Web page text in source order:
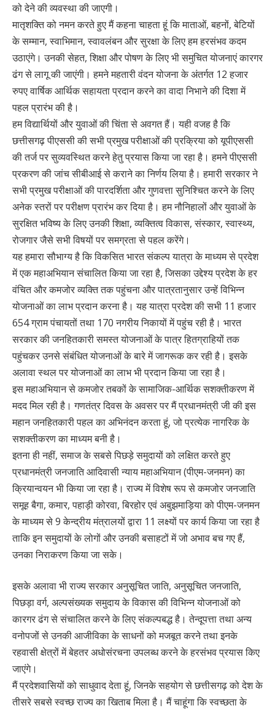
को देने की व्यवस्था की जाएगी।
मातृशक्ति को नमन करते हुए मैं कहना चाहता हूं कि माताओं, बहनों, बेटियों
के सम्मान, स्वाभिमान, स्वावलंबन और सुरक्षा के लिए हम हरसंभव कदम
उठाएंगे। उनकी सेहत, शिक्षा और पोषण के लिए भी समुचित योजनाएं कारगर
ढंग से लागू की जाएंगी। हमने महतारी वंदन योजना के अंतर्गत 12 हजार
रुपए वार्षिक आर्थिक सहायता प्रदान करने का वादा निभाने की दिशा में
पहल प्रारंभ की है।
हम विद्यार्थियों और युवाओं की चिंता से अवगत हैं। यही वजह है कि
छत्तीसगढ़ पीएससी की सभी प्रमुख परीक्षाओं की प्रक्रिया को यूपीएससी
की तर्ज पर सुव्यवस्थित करने हेतु प्रयास किया जा रहा है। हमने पीएससी
प्रकरण की जांच सीबीआई से कराने का निर्णय लिया है। हमारी सरकार ने
सभी प्रमुख परीक्षाओं की पारदर्शिता और गुणवत्ता सुनिश्चित करने के लिए
अनेक स्तरों पर परीक्षण प्रारंभ कर दिया है। हम नौनिहालों और युवाओं के
सुरक्षित भविष्य के लिए उनकी शिक्षा, व्यक्तित्व विकास, संस्कार, स्वास्थ्य,
रोजगार जैसे सभी विषयों पर समग्रता से पहल करेंगे।
यह हमारा सौभाग्य है कि विकसित भारत संकल्प यात्रा के माध्यम से प्रदेश
में एक महाअभियान संचालित किया जा रहा है, जिसका उद्देश्य प्रदेश के हर
वंचित और कमजोर व्यक्ति तक पहुंचना और पात्रतानुसार उन्हें विभिन्न
योजनाओं का लाभ प्रदान करना है। यह यात्रा प्रदेश की सभी 11 हजार
654 ग्राम पंचायतों तथा 170 नगरीय निकायों में पहुंच रही है। भारत
सरकार की जनहितकारी समस्त योजनाओं के पात्र हितग्राहियों तक
पहुंचकर उनसे संबंधित योजनाओं के बारे में जागरूक कर रही है। इसके
अलावा स्थल पर योजनाओं का लाभ भी प्रदान किया जा रहा है।
इस महाअभियान से कमजोर तबकों के सामाजिक-आर्थिक सशक्तीकरण में
मदद मिल रही है। गणतंत्र दिवस के अवसर पर मैं प्रधानमंत्री जी की इस
महान जनहितकारी पहल का अभिनंदन करता हूं, जो प्रत्येक नागरिक के
सशक्तीकरण का माध्यम बनी है।
इतना ही नहीं, समाज के सबसे पिछड़े समुदायों को लक्षित करते हुए
प्रधानमंत्री जनजाति आदिवासी न्याय महाअभियान (पीएम-जनमन) का
क्रियान्वयन भी किया जा रहा है। राज्य में विशेष रूप से कमजोर जनजाति
समूह बैगा, कमार, पहाड़ी कोरवा, बिरहोर एवं अबुझमाड़िया को पीएम-जनमन
के माध्यम से 9 केन्द्रीय मंत्रालयों द्वारा 11 लक्ष्यों पर कार्य किया जा रहा है
ताकि इन समुदायों के लोगों और उनकी बसाहटों में जो अभाव बच गए हैं,
उनका निराकरण किया जा सके।
इसके अलावा भी राज्य सरकार अनुसूचित जाति, अनुसूचित जनजाति,
पिछड़ा वर्ग, अल्पसंख्यक समुदाय के विकास की विभिन्न योजनाओं को
कारगर ढंग से संचालित करने के लिए संकल्पबद्ध है। तेन्दूपत्ता तथा अन्य
वनोपजों से उनकी आजीविका के साधनों को मजबूत करने तथा इनके
रहवासी क्षेत्रों में बेहतर अधोसंरचना उपलब्ध करने के हरसंभव प्रयास किए
जाएंगे।
मैं प्रदेशवासियों को साधुवाद देता हूं, जिनके सहयोग से छत्तीसगढ़ को देश के
तीसरे सबसे स्वच्छ राज्य का खिताब मिला है। मैं चाहूंगा कि स्वच्छता के